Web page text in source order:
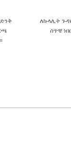
ለኩላሊት
ሰጥቼ